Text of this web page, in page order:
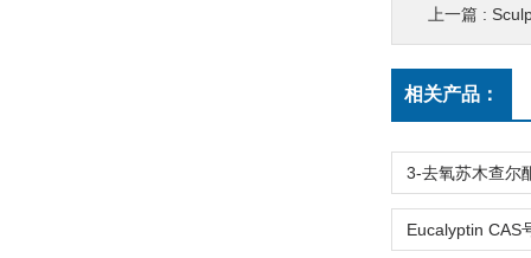
上一篇 :
相关产品：